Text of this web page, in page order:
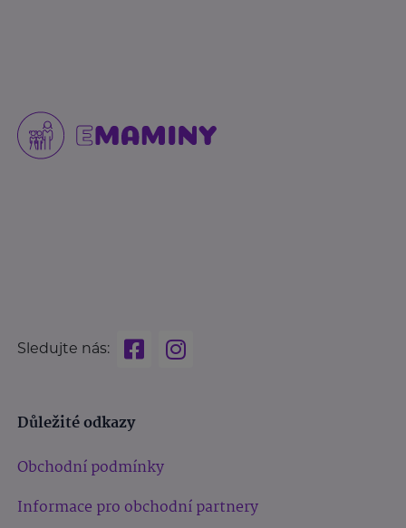
Sledujte nás:
Důležité odkazy
Obchodní podmínky
Informace pro obchodní partnery